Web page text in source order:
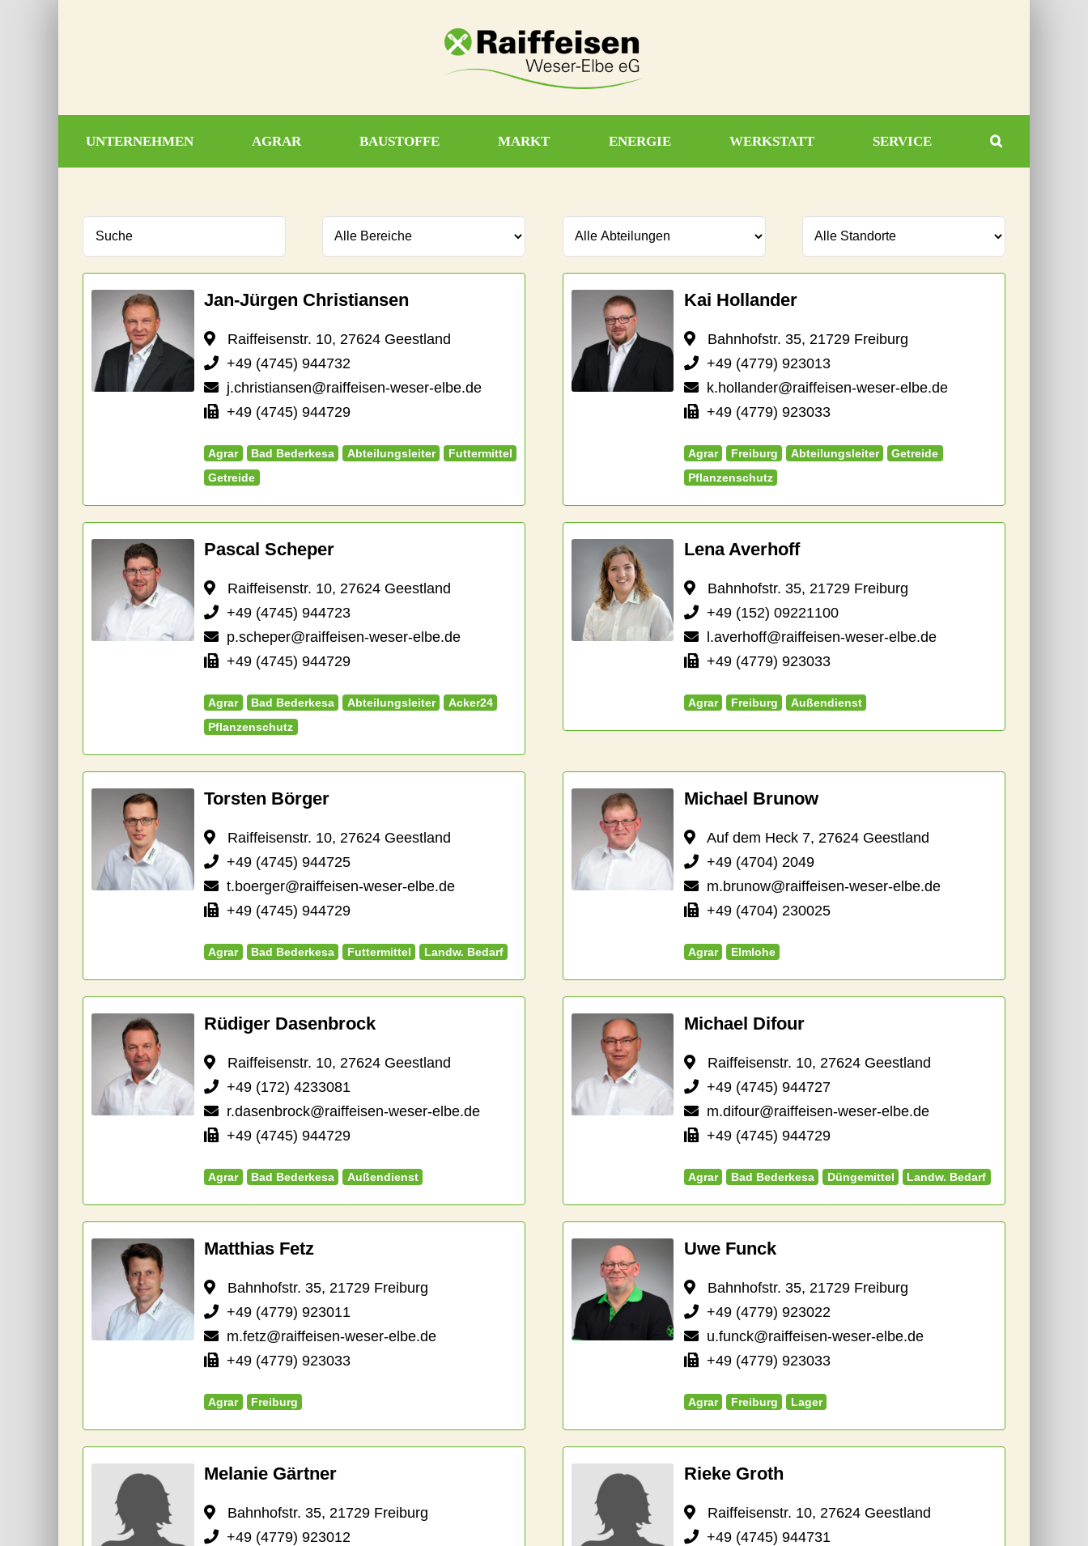
UNTERNEHMEN AGRAR BAUSTOFFE MARKT ENERGIE WERKSTATT SERVICE
Jan-Jürgen Christiansen
Raiffeisenstr. 10, 27624 Geestland
+49 (4745) 944732
j.christiansen@raiffeisen-weser-elbe.de
+49 (4745) 944729
Agrar Bad Bederkesa Abteilungsleiter
Futtermittel
Getreide
Kai Hollander
Bahnhofstr. 35, 21729 Freiburg
+49 (4779) 923013
k.hollander@raiffeisen-weser-elbe.de
+49 (4779) 923033
Agrar Freiburg Abteilungsleiter
Getreide
Pflanzenschutz
Pascal Scheper
Raiffeisenstr. 10, 27624 Geestland
+49 (4745) 944723
p.scheper@raiffeisen-weser-elbe.de
+49 (4745) 944729
Agrar Bad Bederkesa Abteilungsleiter
Acker24
Pflanzenschutz
Lena Averhoff
Bahnhofstr. 35, 21729 Freiburg
+49 (152) 09221100
l.averhoff@raiffeisen-weser-elbe.de
+49 (4779) 923033
Agrar Freiburg Außendienst
Torsten Börger
Raiffeisenstr. 10, 27624 Geestland
+49 (4745) 944725
t.boerger@raiffeisen-weser-elbe.de
+49 (4745) 944729
Agrar Bad Bederkesa Futtermittel Landw. Bedarf
Michael Brunow
Auf dem Heck 7, 27624 Geestland
+49 (4704) 2049
m.brunow@raiffeisen-weser-elbe.de
+49 (4704) 230025
Agrar Elmlohe
Rüdiger Dasenbrock
Raiffeisenstr. 10, 27624 Geestland
+49 (172) 4233081
r.dasenbrock@raiffeisen-weser-elbe.de
+49 (4745) 944729
Agrar Bad Bederkesa Außendienst
Michael Difour
Raiffeisenstr. 10, 27624 Geestland
+49 (4745) 944727
m.difour@raiffeisen-weser-elbe.de
+49 (4745) 944729
Agrar Bad Bederkesa Düngemittel Landw. Bedarf
Matthias Fetz
Bahnhofstr. 35, 21729 Freiburg
+49 (4779) 923011
m.fetz@raiffeisen-weser-elbe.de
+49 (4779) 923033
Agrar Freiburg
Uwe Funck
Bahnhofstr. 35, 21729 Freiburg
+49 (4779) 923022
u.funck@raiffeisen-weser-elbe.de
+49 (4779) 923033
Agrar Freiburg Lager
Melanie Gärtner
Bahnhofstr. 35, 21729 Freiburg
+49 (4779) 923012
Rieke Groth
Raiffeisenstr. 10, 27624 Geestland
+49 (4745) 944731